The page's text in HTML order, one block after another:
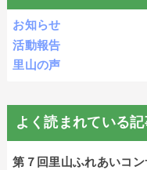
お知らせ
活動報告
里山の声
よく読まれている
第７回里山ふれあいコ